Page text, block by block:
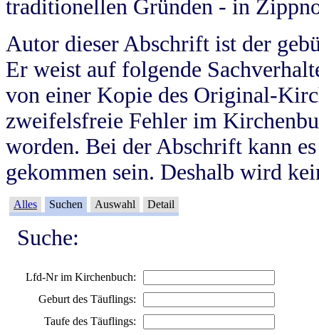
traditionellen Gründen - in
Autor dieser Abschrift ist der
Er weist auf folgende
von einer Kopie des Original-
zweifelsfreie Fehler im
worden. Bei der Abschrift kann
gekommen sein. Deshalb wird
Alles Suchen Auswahl Detail
Suche:
Lfd-Nr im Kirchenbuch:
Geburt des Täuflings:
Taufe des Täuflings: